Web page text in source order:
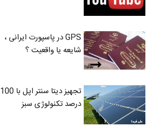
GPS در پاسپورت ایرانی ،
شایعه یا واقعیت ؟
تجهیز دیتا سنتر اپل با 100
درصد تکنولوژی سبز